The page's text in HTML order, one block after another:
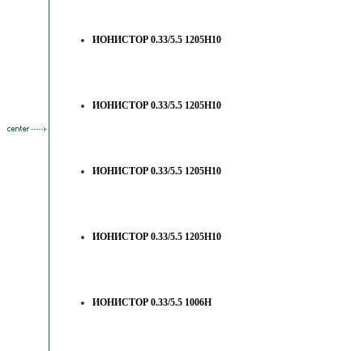
ИОНИСТОР 0.33/5.5 1205H10
ИОНИСТОР 0.33/5.5 1205H10
ИОНИСТОР 0.33/5.5 1205H10
ИОНИСТОР 0.33/5.5 1205H10
ИОНИСТОР 0.33/5.5 1006H